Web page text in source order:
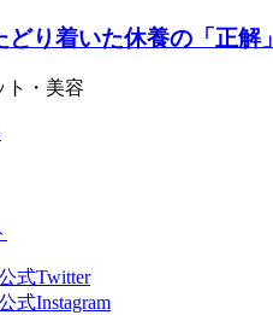
り着いた休養の「正解」
ト・美容
式Twitter
式Instagram